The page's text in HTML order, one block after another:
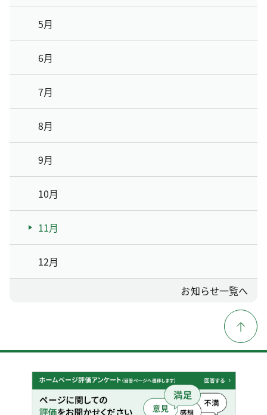
5月
6月
7月
8月
9月
10月
11月
12月
お知らせ一覧へ